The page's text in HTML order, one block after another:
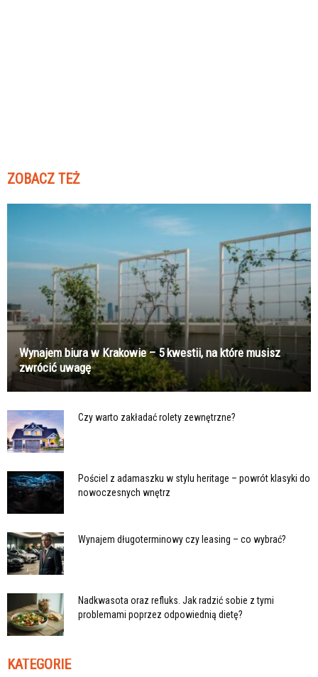
ZOBACZ TEŻ
Wynajem biura w Krakowie – 5 kwestii, na które musisz
zwrócić uwagę
Czy warto zakładać rolety zewnętrzne?
Pościel z adamaszku w stylu heritage – powrót klasyki do
nowoczesnych wnętrz
Wynajem długoterminowy czy leasing – co wybrać?
Nadkwasota oraz refluks. Jak radzić sobie z tymi
problemami poprzez odpowiednią dietę?
KATEGORIE